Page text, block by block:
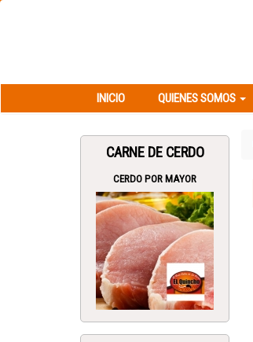
INICIO QUIENES SOMOS
CARNE DE CERDO
CERDO POR MAYOR